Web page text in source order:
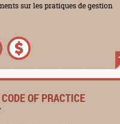
sur les pratiques de gestion
OF PRACTICE